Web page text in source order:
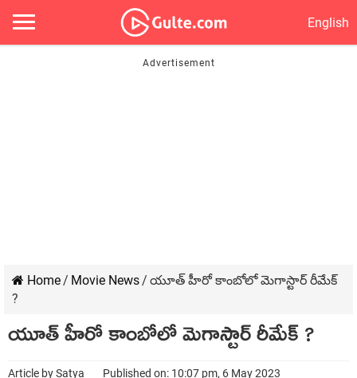
English
Home/ Movie News/ యూత్ హీరో కాంబోలో మెగాస్టార్ రీమేక్
?
యూత్ హీరో కాంబోలో మెగాస్టార్ రీమేక్ ?
Article bySatya Published on: 10:07 pm, 6 May 2023